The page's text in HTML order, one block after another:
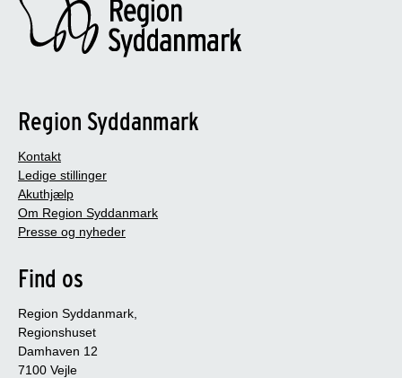
Region Syddanmark
Kontakt
Ledige stillinger
Akuthjælp
Om Region Syddanmark
Presse og nyheder
Find os
Region Syddanmark,
Regionshuset
Damhaven 12
7100 Vejle